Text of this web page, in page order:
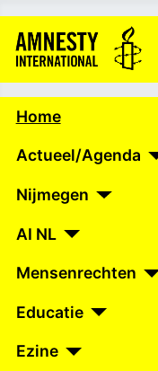
Home
Actueel/Agenda
Nijmegen
AI NL
Mensenrechten
Educatie
Ezine